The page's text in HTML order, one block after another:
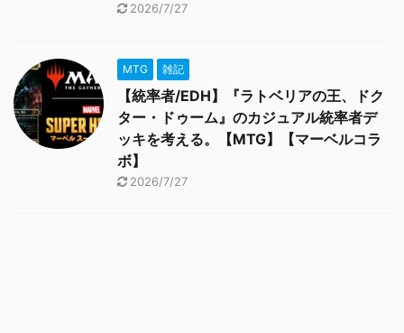
2026/7/27
MTG 雑記
【統率者/EDH】『ラトベリアの王、ドク
ター・ドゥーム』のカジュアル統率者デ
ッキを考える。【MTG】【マーベルコラ
ボ】
2026/7/27